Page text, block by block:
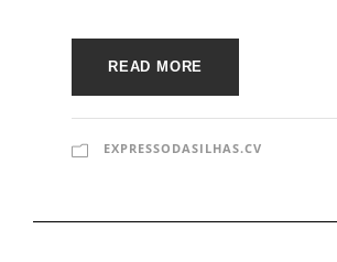
READ MORE
EXPRESSODASILHAS.CV